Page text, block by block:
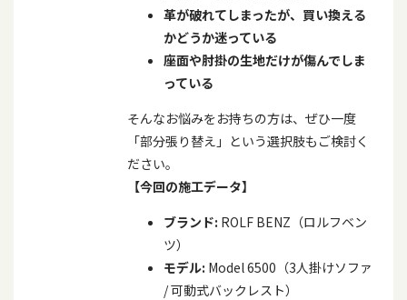
革が破れてしまったが、買い換える
かどうか迷っている
座面や肘掛の生地だけが傷んでしま
っている
そんなお悩みをお持ちの方は、ぜひ一度
「部分張り替え」という選択肢もご検討く
ださい。
【今回の施工データ】
ブランド: ROLF BENZ（ロルフベン
ツ）
モデル: Model 6500（3人掛けソファ
/可動式バックレスト）